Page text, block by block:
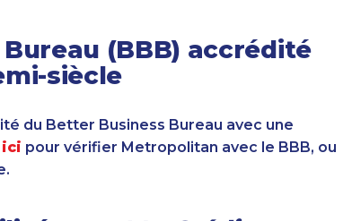
(BBB) accrédité
siècle
du Better Business Bureau avec une
ici pour vérifier Metropolitan avec le BBB, ou